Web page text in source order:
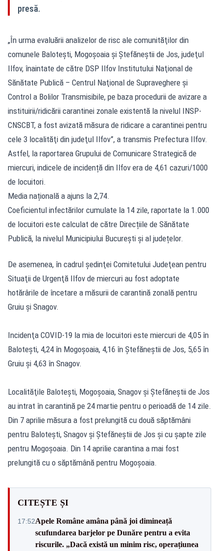
presă.
„În urma evaluării analizelor de risc ale comunităţilor din
comunele Baloteşti, Mogoşoaia şi Ştefăneştii de Jos, judeţul
Ilfov, înaintate de către DSP Ilfov Institutului Naţional de
Sănătate Publică – Centrul Naţional de Supraveghere şi
Control a Bolilor Transmisibile, pe baza procedurii de avizare a
instituirii/ridicării carantinei zonale existentă la nivelul INSP-
CNSCBT, a fost avizată măsura de ridicare a carantinei pentru
cele 3 localităţi din judeţul Ilfov”, a transmis Prefectura Ilfov.
Astfel, la raportarea Grupului de Comunicare Strategică de
miercuri, indicele de incidență din Ilfov era de 4,61 cazuri/1000
de locuitori.
Media națională a ajuns la 2,74.
Coeficientul infectărilor cumulate la 14 zile, raportate la 1.000
de locuitori este calculat de către Direcțiile de Sănătate
Publică, la nivelul Municipiului București și al județelor.
De asemenea, în cadrul şedinţei Comitetului Judeţean pentru
Situaţii de Urgenţă Ilfov de miercuri au fost adoptate
hotărârile de încetare a măsurii de carantină zonală pentru
Gruiu şi Snagov.
Incidenţa COVID-19 la mia de locuitori este miercuri de 4,05 în
Baloteşti, 4,24 în Mogoşoaia, 4,16 în Ştefăneştii de Jos, 5,65 în
Gruiu şi 4,63 în Snagov.
Localităţile Baloteşti, Mogoşoaia, Snagov şi Ştefăneştii de Jos
au intrat în carantină pe 24 martie pentru o perioadă de 14 zile.
Din 7 aprilie măsura a fost prelungită cu două săptămâni
pentru Baloteşti, Snagov şi Ştefăneştii de Jos şi cu şapte zile
pentru Mogoşoaia. Din 14 aprilie carantina a mai fost
prelungită cu o săptămână pentru Mogoşoaia.
CITEȘTE ȘI
17:52Apele Române amâna până joi dimineață
scufundarea barjelor pe Dunăre pentru a evita
riscurile. „Dacă există un minim risc, operațiunea